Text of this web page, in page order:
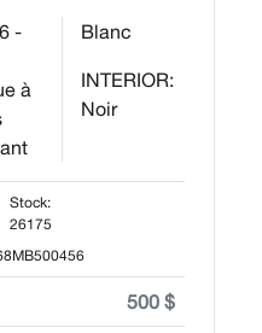
-
à
Blanc
INTERIOR:
Noir
Stock:
26175
500 $